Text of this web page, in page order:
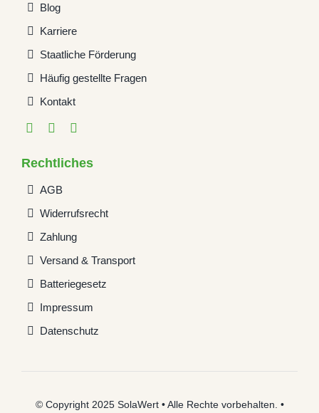
Blog
Karriere
Staatliche Förderung
Häufig gestellte Fragen
Kontakt
Rechtliches
AGB
Widerrufsrecht
Zahlung
Versand & Transport
Batteriegesetz
Impressum
Datenschutz
© Copyright 2025 SolaWert • Alle Rechte vorbehalten. •